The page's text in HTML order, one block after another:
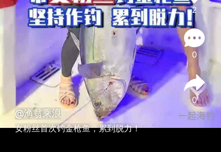
2
0
0
@渔翁乘浪
女粉丝首次钓金枪鱼，累到脱力！